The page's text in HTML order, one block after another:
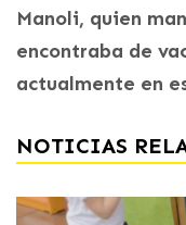
Manoli, quien
encontraba de
actualmente en
NOTICIAS